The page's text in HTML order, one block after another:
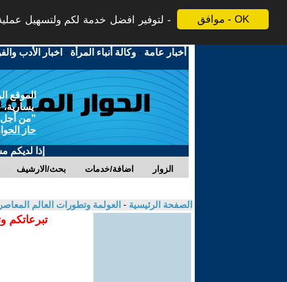
موافق - OK
لتوفير افضل خدمة لكم ولتسهيل
أخبار عامة -وكالة أنباء المرأة - اخبار الأدب
الموقع
يسارية،
"من أجل
حاز
إذا لديكم
بحث/الارشيف اضافة/خدمات الزوار
الصفحة الرئيسية - العولمة وتطورات العالم المعاصر
تبرعاتكم